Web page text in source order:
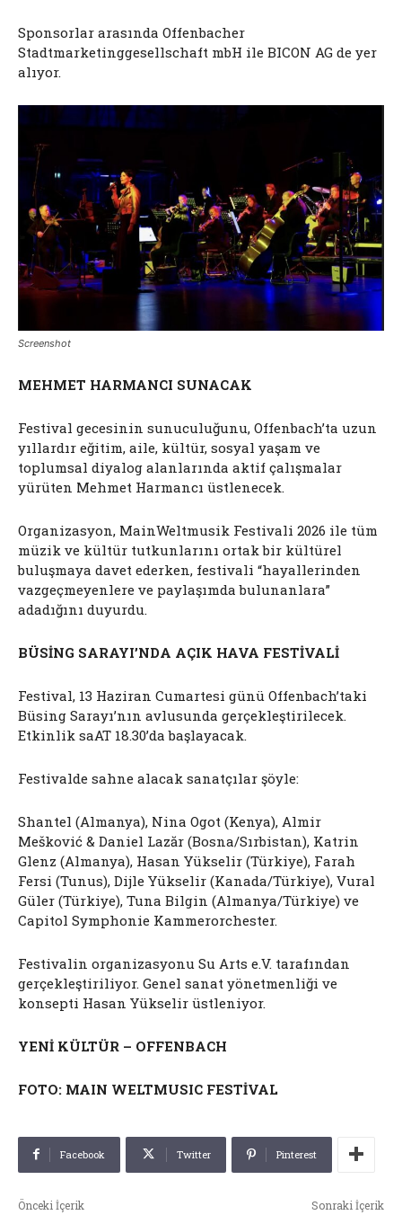
Sponsorlar arasında Offenbacher
Stadtmarketinggesellschaft mbH ile BICON AG de yer
alıyor.
Screenshot
MEHMET HARMANCI SUNACAK
Festival gecesinin sunuculuğunu, Offenbach’ta uzun
yıllardır eğitim, aile, kültür, sosyal yaşam ve
toplumsal diyalog alanlarında aktif çalışmalar
yürüten Mehmet Harmancı üstlenecek.
Organizasyon, MainWeltmusik Festivali 2026 ile tüm
müzik ve kültür tutkunlarını ortak bir kültürel
buluşmaya davet ederken, festivali “hayallerinden
vazgeçmeyenlere ve paylaşımda bulunanlara”
adadığını duyurdu.
BÜSİNG SARAYI’NDA AÇIK HAVA FESTİVALİ
Festival, 13 Haziran Cumartesi günü Offenbach’taki
Büsing Sarayı’nın avlusunda gerçekleştirilecek.
Etkinlik saAT 18.30’da başlayacak.
Festivalde sahne alacak sanatçılar şöyle:
Shantel (Almanya), Nina Ogot (Kenya), Almir
Mešković & Daniel Lazăr (Bosna/Sırbistan), Katrin
Glenz (Almanya), Hasan Yükselir (Türkiye), Farah
Fersi (Tunus), Dijle Yükselir (Kanada/Türkiye), Vural
Güler (Türkiye), Tuna Bilgin (Almanya/Türkiye) ve
Capitol Symphonie Kammerorchester.
Festivalin organizasyonu Su Arts e.V. tarafından
gerçekleştiriliyor. Genel sanat yönetmenliği ve
konsepti Hasan Yükselir üstleniyor.
YENİ KÜLTÜR – OFFENBACH
FOTO: MAIN WELTMUSIC FESTİVAL
Facebook Twitter Pinterest
Önceki İçerik Sonraki İçerik